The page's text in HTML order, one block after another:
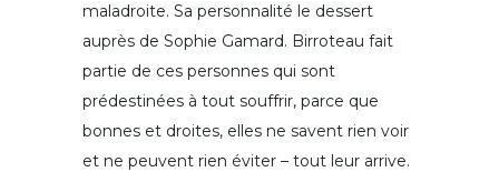
maladroite. Sa personnalité le dessert
auprès de Sophie Gamard. Birroteau fait
partie de ces personnes qui sont
prédestinées à tout souffrir, parce que
bonnes et droites, elles ne savent rien voir
et ne peuvent rien éviter – tout leur arrive.